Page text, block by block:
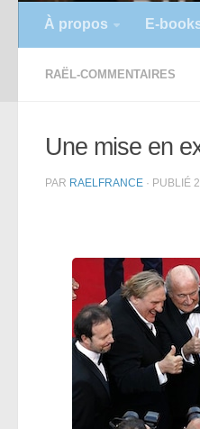
À propos E-
RAËL-COMMENTAIRES
Une mise en
PAR RAELFRANCE · PUBLIÉ